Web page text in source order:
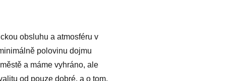
obsluhu a atmosféru v
polovinu dojmu
a máme vyhráno, ale
od pouze dobré, a o tom,